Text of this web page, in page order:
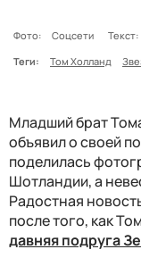
Фото: Соцсети Текст:
Теги:
Том Холланд
Младший брат
объявил о своей
поделилась
Шотландии, а
Радостная
после того, как
давняя подруга